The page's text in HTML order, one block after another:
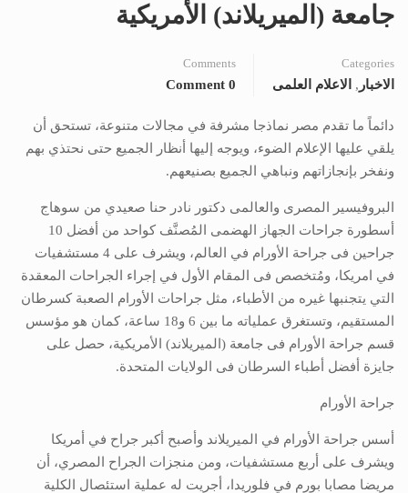
جامعة (الميريلاند) الأمريكية
Categories
الاخبار , الاعلام العلمى
Comments
0 Comment
دائماً ما تقدم مصر نماذجا مشرفة في مجالات متنوعة، تستحق أن
يلقي عليها الإعلام الضوء، ويوجه إليها أنظار الجميع حتى نحتذي بهم
ونفخر بإنجازاتهم ونباهي الجميع بصنيعهم.
البروفيسير المصرى والعالمى دكتور نادر حنا صعيدي من سوهاج
أسطورة جراحات الجهاز الهضمى المُصنَّف كواحد من أفضل 10
جراحين فى جراحة الأورام في العالم، ويشرف على 4 مستشفيات
في امريكا، ومُتخصص فى المقام الأول في إجراء الجراحات المعقدة
التي يتجنبها غيره من الأطباء، مثل جراحات الأورام الصعبة كسرطان
المستقيم، وتستغرق عملياته ما بين 6 و18 ساعة، كمان هو مؤسس
قسم جراحة الأورام فى جامعة (الميريلاند) الأمريكية، حصل على
جايزة أفضل أطباء السرطان فى الولايات المتحدة.
جراحة الأورام
أسس جراحة الأورام في الميريلاند وأصبح أكبر جراح في أمريكا
ويشرف على أربع مستشفيات، ومن منجزات الجراح المصري، أن
مريضا مصابا بورم في فلوريدا، أجريت له عملية استئصال الكلية